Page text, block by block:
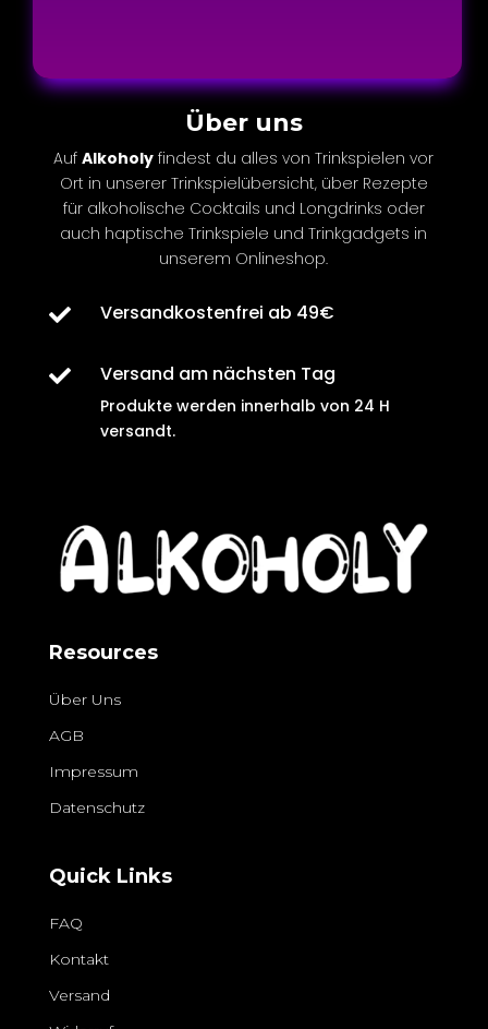
Über uns
AufAlkoholy findest du alles von Trinkspielen vor
Ort in unserer Trinkspielübersicht, über Rezepte
für alkoholische Cocktails und Longdrinks oder
auch haptische Trinkspiele und Trinkgadgets in
unserem Onlineshop.
 Versandkostenfrei ab 49€
 Versand am nächsten Tag
Produkte werden innerhalb von 24 H
versandt.
Resources
Über Uns
AGB
Impressum
Datenschutz
Quick Links
FAQ
Kontakt
Versand